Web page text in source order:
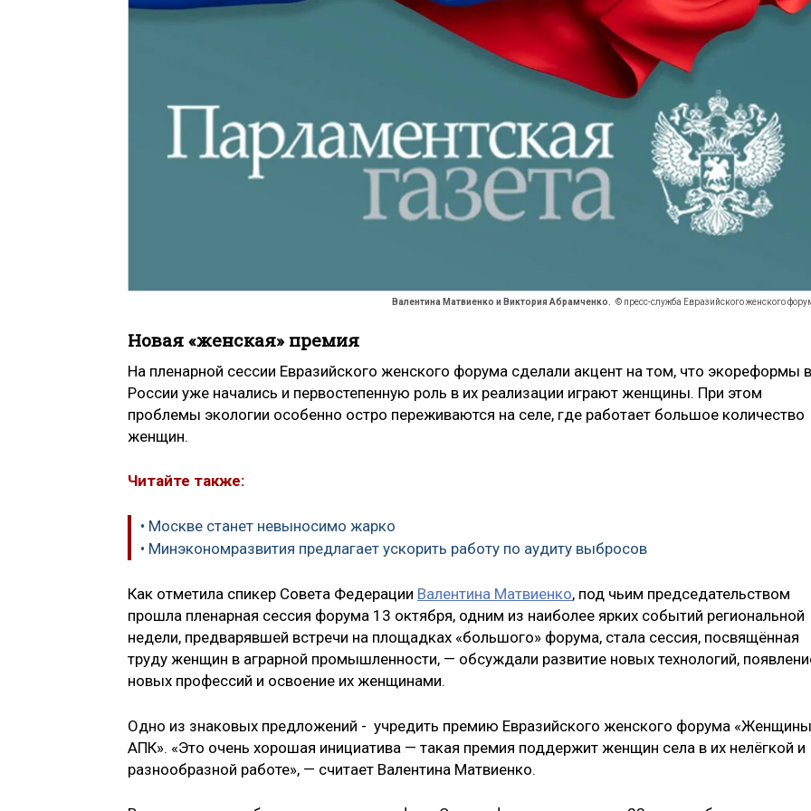
Валентина Матвиенко и Виктория Абрамченко. © пресс-служба Евразийского женского
Новая «женская» премия
На пленарной сессии Евразийского женского форума сделали акцент на том, что экореформы в
России уже начались и первостепенную роль в их реализации играют женщины. При этом
проблемы экологии особенно остро переживаются на селе, где работает большое количество
женщин.
Читайте также:
• Москве станет невыносимо жарко
• Минэкономразвития предлагает ускорить работу по аудиту выбросов
Как отметила спикер Совета Федерации Валентина Матвиенко, под чьим председательством
прошла пленарная сессия форума 13 октября, одним из наиболее ярких событий региональной
недели, предварявшей встречи на площадках «большого» форума, стала сессия, посвящённая
труду женщин в аграрной промышленности, — обсуждали развитие новых технологий,
новых профессий и освоение их женщинами.
Одно из знаковых предложений - учредить премию Евразийского женского форума
АПК». «Это очень хорошая инициатива — такая премия поддержит женщин села в их нелёгкой и
разнообразной работе», — считает Валентина Матвиенко.